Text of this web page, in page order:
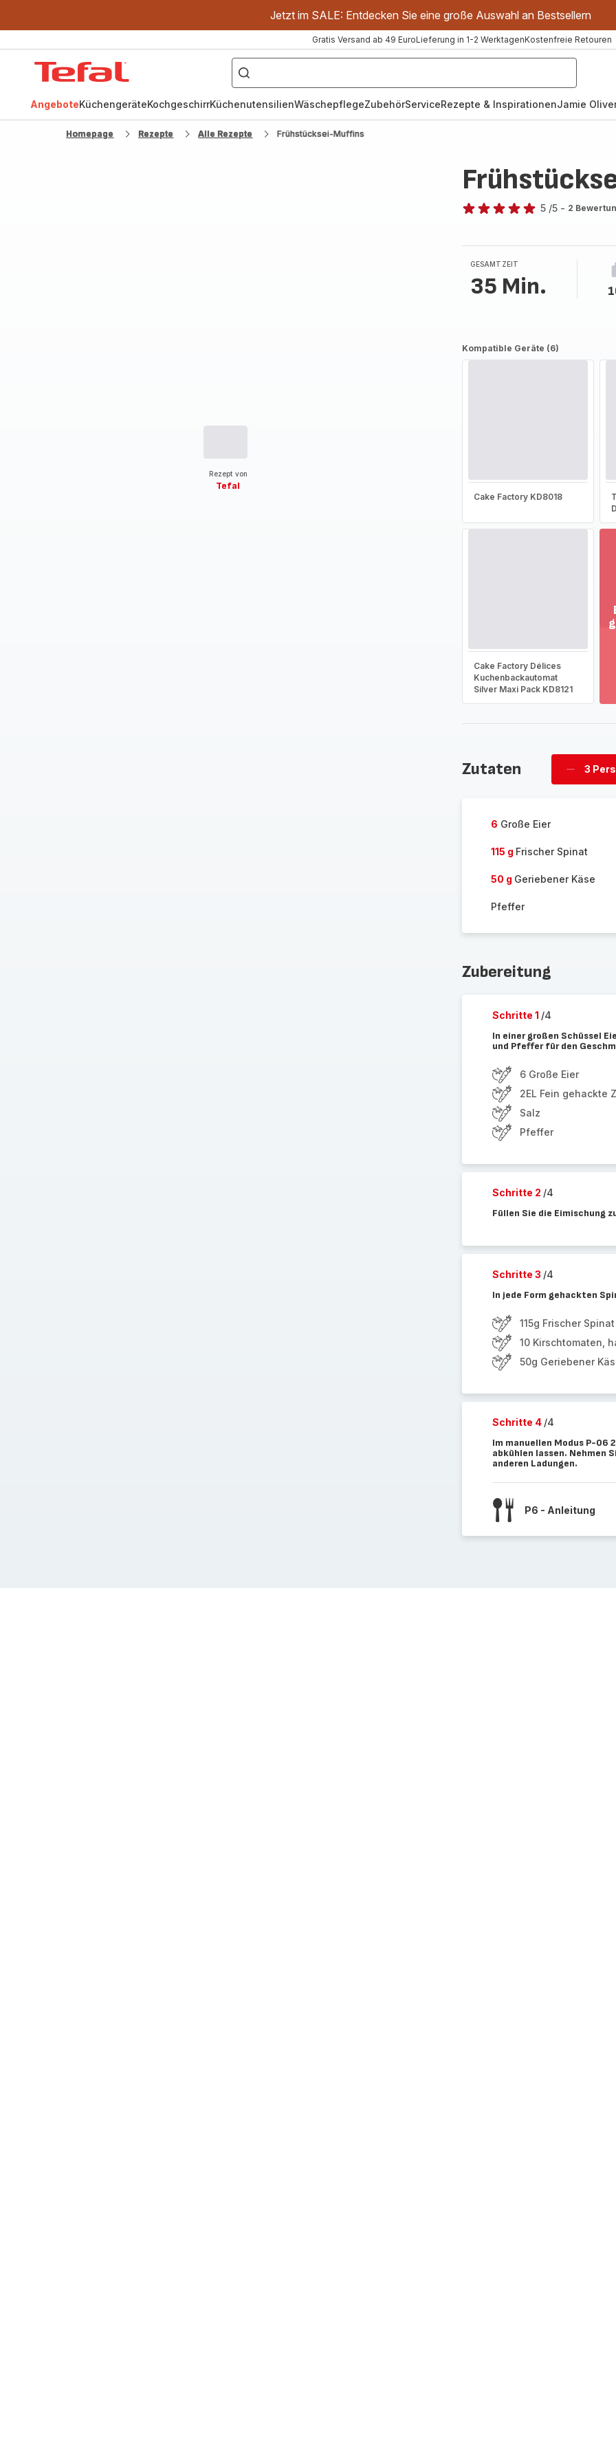
Jetzt im SALE: Entdecken Sie eine große Auswahl an Bestsellern
Gratis Versand ab 49 EuroLieferung in 1-2 WerktagenKostenfreie Retouren
["OptiGrill","Easy
Fry","Pfanne"]
AngeboteKüchengeräteKochgeschirrKüchenutensilienWäschepflegeZubehörServiceRezepte & InspirationenJamie
Homepage Rezepte Alle Rezepte Frühstücksei-Muffins
Rezept von
Tefal
5
Sternen
(Durchschnitt)
5 /5 - 2
GESAMTZEIT
35 Min.
Kompatible Geräte (6)
Cake Factory KD8018
Cake Factory Délices
Kuchenbackautomat
Silver Maxi Pack KD8121
Zutaten
Personen
3
6 Große Eier
115 g Frischer Spinat
50 g Geriebener Käse
Pfeffer
Zubereitung
Schritte 1 /4
In einer großen Schüssel
und Pfeffer für den
6 Große Eier
2EL Fein gehackte
Salz
Pfeffer
Schritte 2 /4
Füllen Sie die Eimischung
Schritte 3 /4
In jede Form gehackten
115g Frischer Spinat
10 Kirschtomaten,
50g Geriebener
Schritte 4 /4
Im manuellen Modus P-06
abkühlen lassen. Nehmen
anderen Ladungen.
P6 - Anleitung